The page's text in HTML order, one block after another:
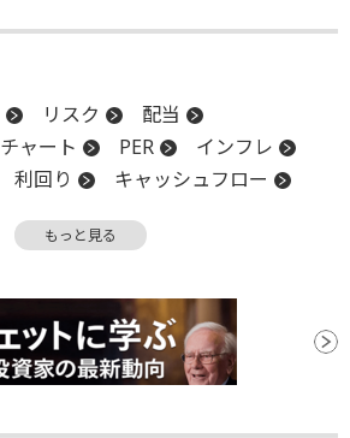
リスク
配当
チャート PER
インフレ
利回り
キャッシュフロー
もっと見る